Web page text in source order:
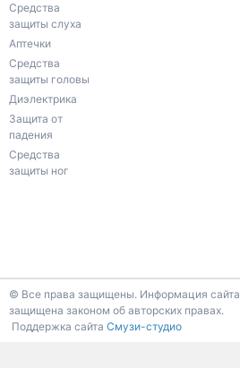
Средства
защиты слуха
Аптечки
Средства
защиты головы
Диэлектрика
Защита от
падения
Средства
защиты ног
© Все права защищены. Информация сайта
защищена законом об авторских правах.
Поддержка сайта Смузи-студио